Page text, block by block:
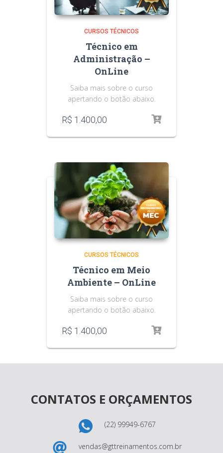
CURSOS TÉCNICOS
Técnico em
Administração –
OnLine
Saiba mais sobre o curso
apertando o botão abaixo.
R$ 1.400,00
CURSOS TÉCNICOS
Técnico em Meio
Ambiente – OnLine
Saiba mais sobre o curso
apertando o botão abaixo.
R$ 1.400,00
CONTATOS E ORÇAMENTOS
(22) 99949-6767
vendas@gttreinamentos.com.br